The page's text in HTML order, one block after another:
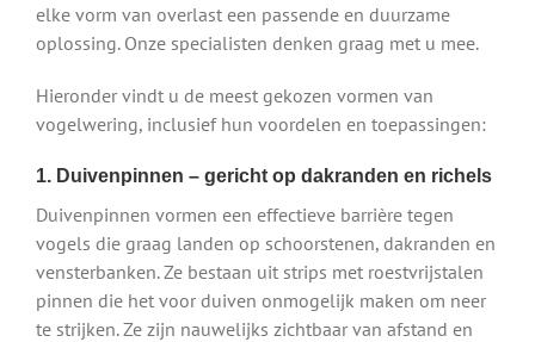
elke vorm van overlast een passende en duurzame
oplossing. Onze specialisten denken graag met u mee.
Hieronder vindt u de meest gekozen vormen van
vogelwering, inclusief hun voordelen en toepassingen:
1. Duivenpinnen – gericht op dakranden en richels
Duivenpinnen vormen een effectieve barrière tegen
vogels die graag landen op schoorstenen, dakranden en
vensterbanken. Ze bestaan uit strips met roestvrijstalen
pinnen die het voor duiven onmogelijk maken om neer
te strijken. Ze zijn nauwelijks zichtbaar van afstand en